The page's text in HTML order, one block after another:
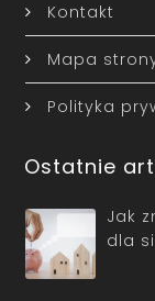
Kontakt
Mapa
Polityka
Ostatnie
Jak
dla